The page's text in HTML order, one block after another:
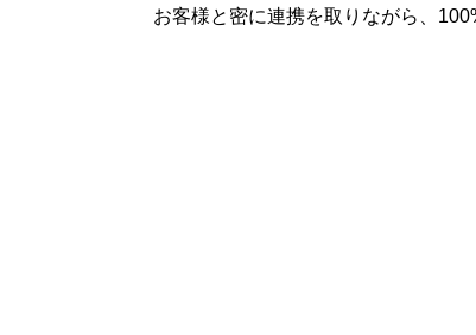
お客様と密に連携を取りながら、